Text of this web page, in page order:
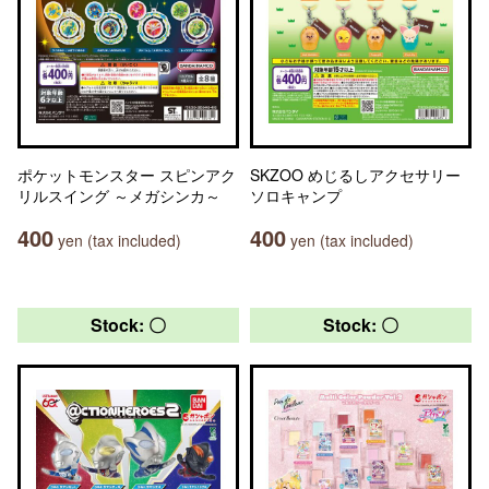
ポケットモンスター スピンアク
リルスイング ～メガシンカ～
400 yen (tax included)
SKZOO めじるしアクセサリー
ソロキャンプ
400 yen (tax included)
Stock: 〇 Stock: 〇